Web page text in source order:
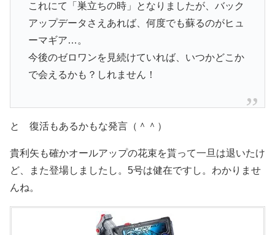
これにて「巣立ちの時」となりましたが、バック
アップデータさえあれば、何度でも蘇るのがヒュ
ーマギア…。
今後のゼロワンを見続けていれば、いつかどこか
で会えるかも？しれません！
と 復活もあるかもな発言（＾＾）
貴利矢も確かオールアップの花束を貰って一旦は退いたけ
ど、また登場しましたし。5号は健在ですし。わかりませ
んね。